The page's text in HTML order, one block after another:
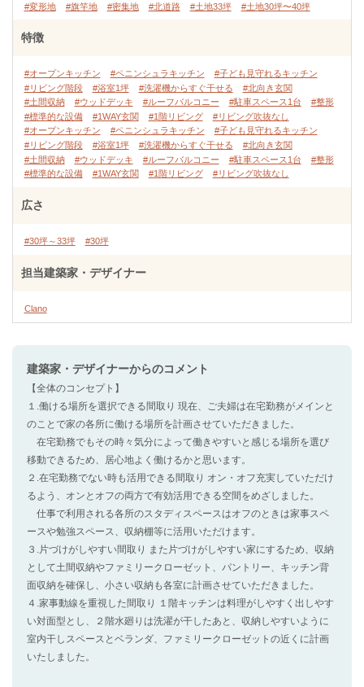
#変形地
#旗竿地 #密集地 #北道路 #土地33坪 #土地30坪〜40坪
特徴
#オープンキッチン #ペニンシュラキッチン
#子ども見守れるキッチン
#リビング階段
#浴室1坪 #洗濯機からすぐ干せる
#北向き玄関
#土間収納
#ウッドデッキ #ルーフバルコニー #駐車スペース1台
#整形
#標準的な設備
#1WAY玄関 #1階リビング
#リビング吹抜なし
#オープンキッチン
#ペニンシュラキッチン
#子ども見守れるキッチン
#リビング階段
#浴室1坪 #洗濯機からすぐ干せる
#北向き玄関
#土間収納
#ウッドデッキ #ルーフバルコニー #駐車スペース1台
#整形
#標準的な設備
#1WAY玄関 #1階リビング #リビング吹抜なし
広さ
#30坪～33坪 #30坪
担当建築家・デザイナー
Clano
建築家・デザイナーからのコメント
【全体のコンセプト】
１.働ける場所を選択できる間取り 現在、ご夫婦は在宅勤務がメインと
のことで家の各所に働ける場所を計画させていただきました。
在宅勤務でもその時々気分によって働きやすいと感じる場所を選び
移動できるため、居心地よく働けるかと思います。
２.在宅勤務でない時も活用できる間取り オン・オフ充実していただけ
るよう、オンとオフの両方で有効活用できる空間をめざしました。
仕事で利用される各所のスタディスペースはオフのときは家事スペ
ースや勉強スペース、収納棚等に活用いただけます。
３.片づけがしやすい間取り また片づけがしやすい家にするため、収納
として土間収納やファミリークローゼット、パントリー、キッチン背
面収納を確保し、小さい収納も各室に計画させていただきました。
４.家事動線を重視した間取り １階キッチンは料理がしやすく出しやす
い対面型とし、２階水廻りは洗濯が干したあと、収納しやすいように
室内干しスペースとベランダ、ファミリークローゼットの近くに計画
いたしました。